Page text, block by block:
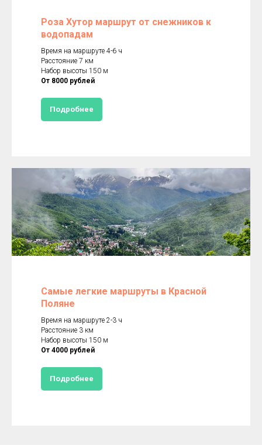
Роза Хутор маршрут от снежников к
водопадам
Время на маршруте 4-6 ч
Расстояние 7 км
Набор высоты 150 м
От 8000 рублей
Подробнее
Самые легкие маршруты в Красной
Поляне
Время на маршруте 2-3 ч
Расстояние 3 км
Набор высоты 150 м
От 4000 рублей
Подробнее